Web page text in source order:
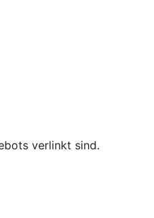
verlinkt sind.